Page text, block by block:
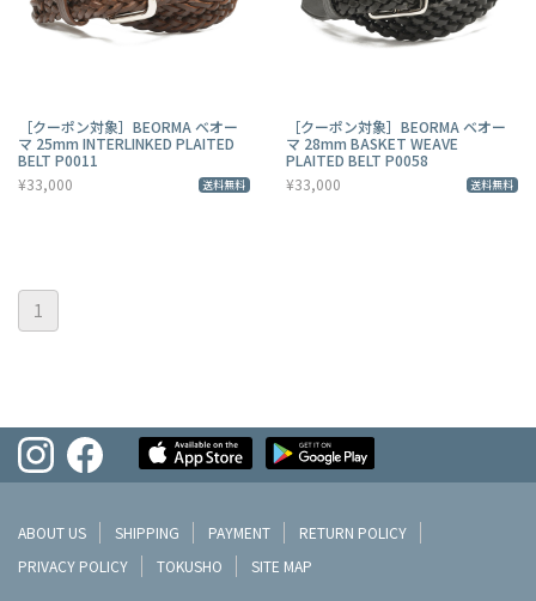
［クーポン対象］BEORMA ベオー
マ 25mm INTERLINKED PLAITED
BELT P0011
¥33,000
送料無料
［クーポン対象］BEORMA ベオー
マ 28mm BASKET WEAVE
PLAITED BELT P0058
¥33,000
送料無料
1
ABOUT US SHIPPING PAYMENT
RETURN POLICY
PRIVACY POLICY
TOKUSHO SITE MAP